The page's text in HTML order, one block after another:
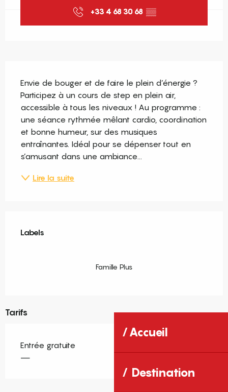
Accueil
Destination
+33 4 68 30 68 ▒▒
Envie de bouger et de faire le plein d’énergie ?
Participez à un cours de step en plein air,
accessible à tous les niveaux ! Au programme :
une séance rythmée mêlant cardio, coordination
et bonne humeur, sur des musiques
entraînantes. Idéal pour se dépenser tout en
s’amusant dans une ambiance...
Lire la suite
Labels
Labels
Famille Plus
Tarifs
Entrée gratuite
—